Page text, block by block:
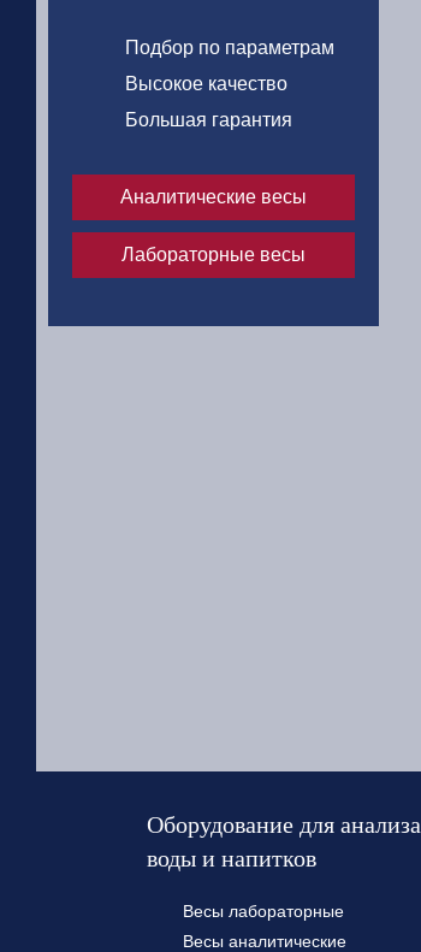
Подбор по параметрам
Высокое качество
Большая гарантия
Аналитические весы
Лабораторные весы
Оборудование для анализа
воды и напитков
Весы лабораторные
Весы аналитические